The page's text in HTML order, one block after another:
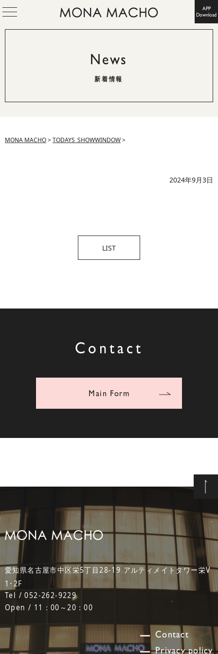
APP
Download
News
新着情報
MONA MACHO>TODAYS_SHOWWINDOW>
2024年9月3日
LIST
Contact
Main Form
愛知県名古屋市中区栄5丁目28-19 アルティメイトタワー栄V
1･2F
Tel / 052-262-9229
Open / 11：00～20：00
Contact
Privacy policy